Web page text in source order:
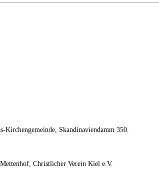
Skandinaviendamm 350.
Christlicher Verein Kiel e.V.